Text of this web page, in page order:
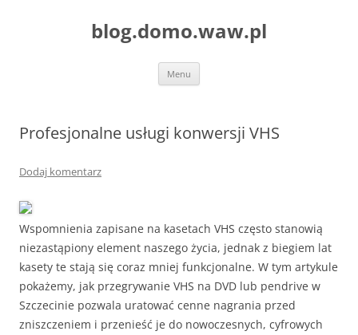
blog.domo.waw.pl
Menu
Profesjonalne usługi konwersji VHS
Dodaj komentarz
Wspomnienia zapisane na kasetach VHS często stanowią
niezastąpiony element naszego życia, jednak z biegiem lat
kasety te stają się coraz mniej funkcjonalne. W tym artykule
pokażemy, jak przegrywanie VHS na DVD lub pendrive w
Szczecinie pozwala uratować cenne nagrania przed
zniszczeniem i przenieść je do nowoczesnych, cyfrowych